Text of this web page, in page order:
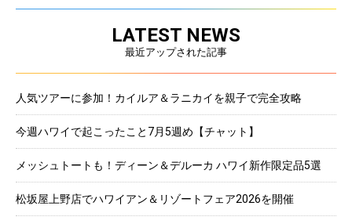
LATEST NEWS
最近アップされた記事
人気ツアーに参加！カイルア＆ラニカイを親子で完全攻略
今週ハワイで起こったこと7月5週め【チャット】
メッシュトートも！ディーン＆デルーカ ハワイ新作限定品5選
松坂屋上野店でハワイアン＆リゾートフェア2026を開催